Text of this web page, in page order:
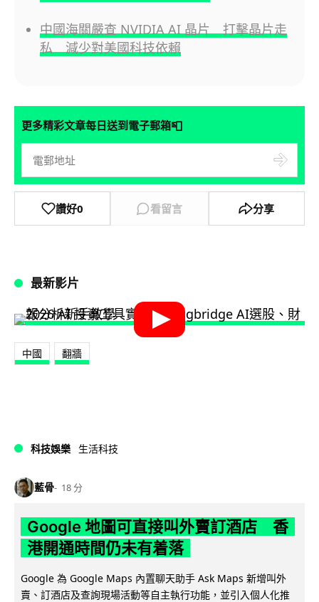
中國海關嚴查 NVIDIA AI 晶片 打擊晶片走
私 減少對美國科技依賴
更多精彩文章每日送到電子郵箱📮
讚好0 看留言 分享
最新影片
中國 翻牆
科技娛樂 生活科技
藍骨 18 分
Google 地圖可直接叫外賣訂酒店 香
港開通時間仍未有着落
Google 為 Google Maps 內置聊天助手 Ask Maps 新增叫外
賣、訂酒店及查詢現場活動等自主執行功能，並引入個人化推